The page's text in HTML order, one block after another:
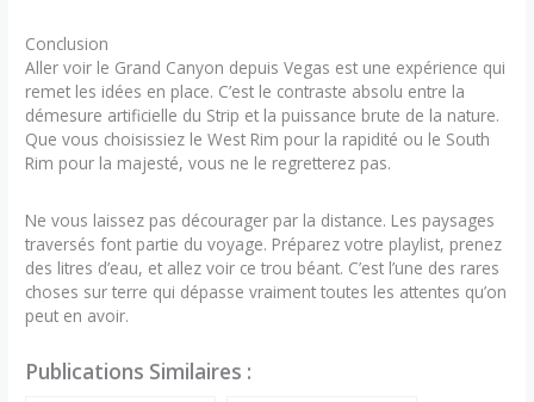
Conclusion
Aller voir le Grand Canyon depuis Vegas est une expérience qui
remet les idées en place. C’est le contraste absolu entre la
démesure artificielle du Strip et la puissance brute de la nature.
Que vous choisissiez le West Rim pour la rapidité ou le South
Rim pour la majesté, vous ne le regretterez pas.
Ne vous laissez pas décourager par la distance. Les paysages
traversés font partie du voyage. Préparez votre playlist, prenez
des litres d’eau, et allez voir ce trou béant. C’est l’une des rares
choses sur terre qui dépasse vraiment toutes les attentes qu’on
peut en avoir.
Publications Similaires :